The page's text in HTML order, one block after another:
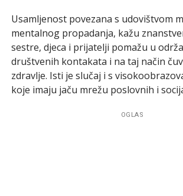
Usamljenost povezana s udovištvom
mentalnog propadanja, kažu
sestre, djeca i prijatelji pomažu u
društvenih kontakata i na taj način
zdravlje. Isti je slučaj i s
koje imaju jaču mrežu poslovnih i
OGLAS